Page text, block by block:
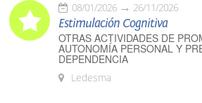
08/01/2026 26/11/2026
Estimulación Cognitiva
OTRAS ACTIVIDADES DE
AUTONOMÍA PERSONAL Y
DEPENDENCIA
Ledesma